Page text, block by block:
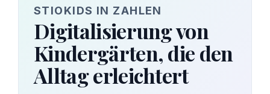
STIOKIDS IN ZAHLEN
Digitalisierung von
Kindergärten, die den
Alltag erleichtert